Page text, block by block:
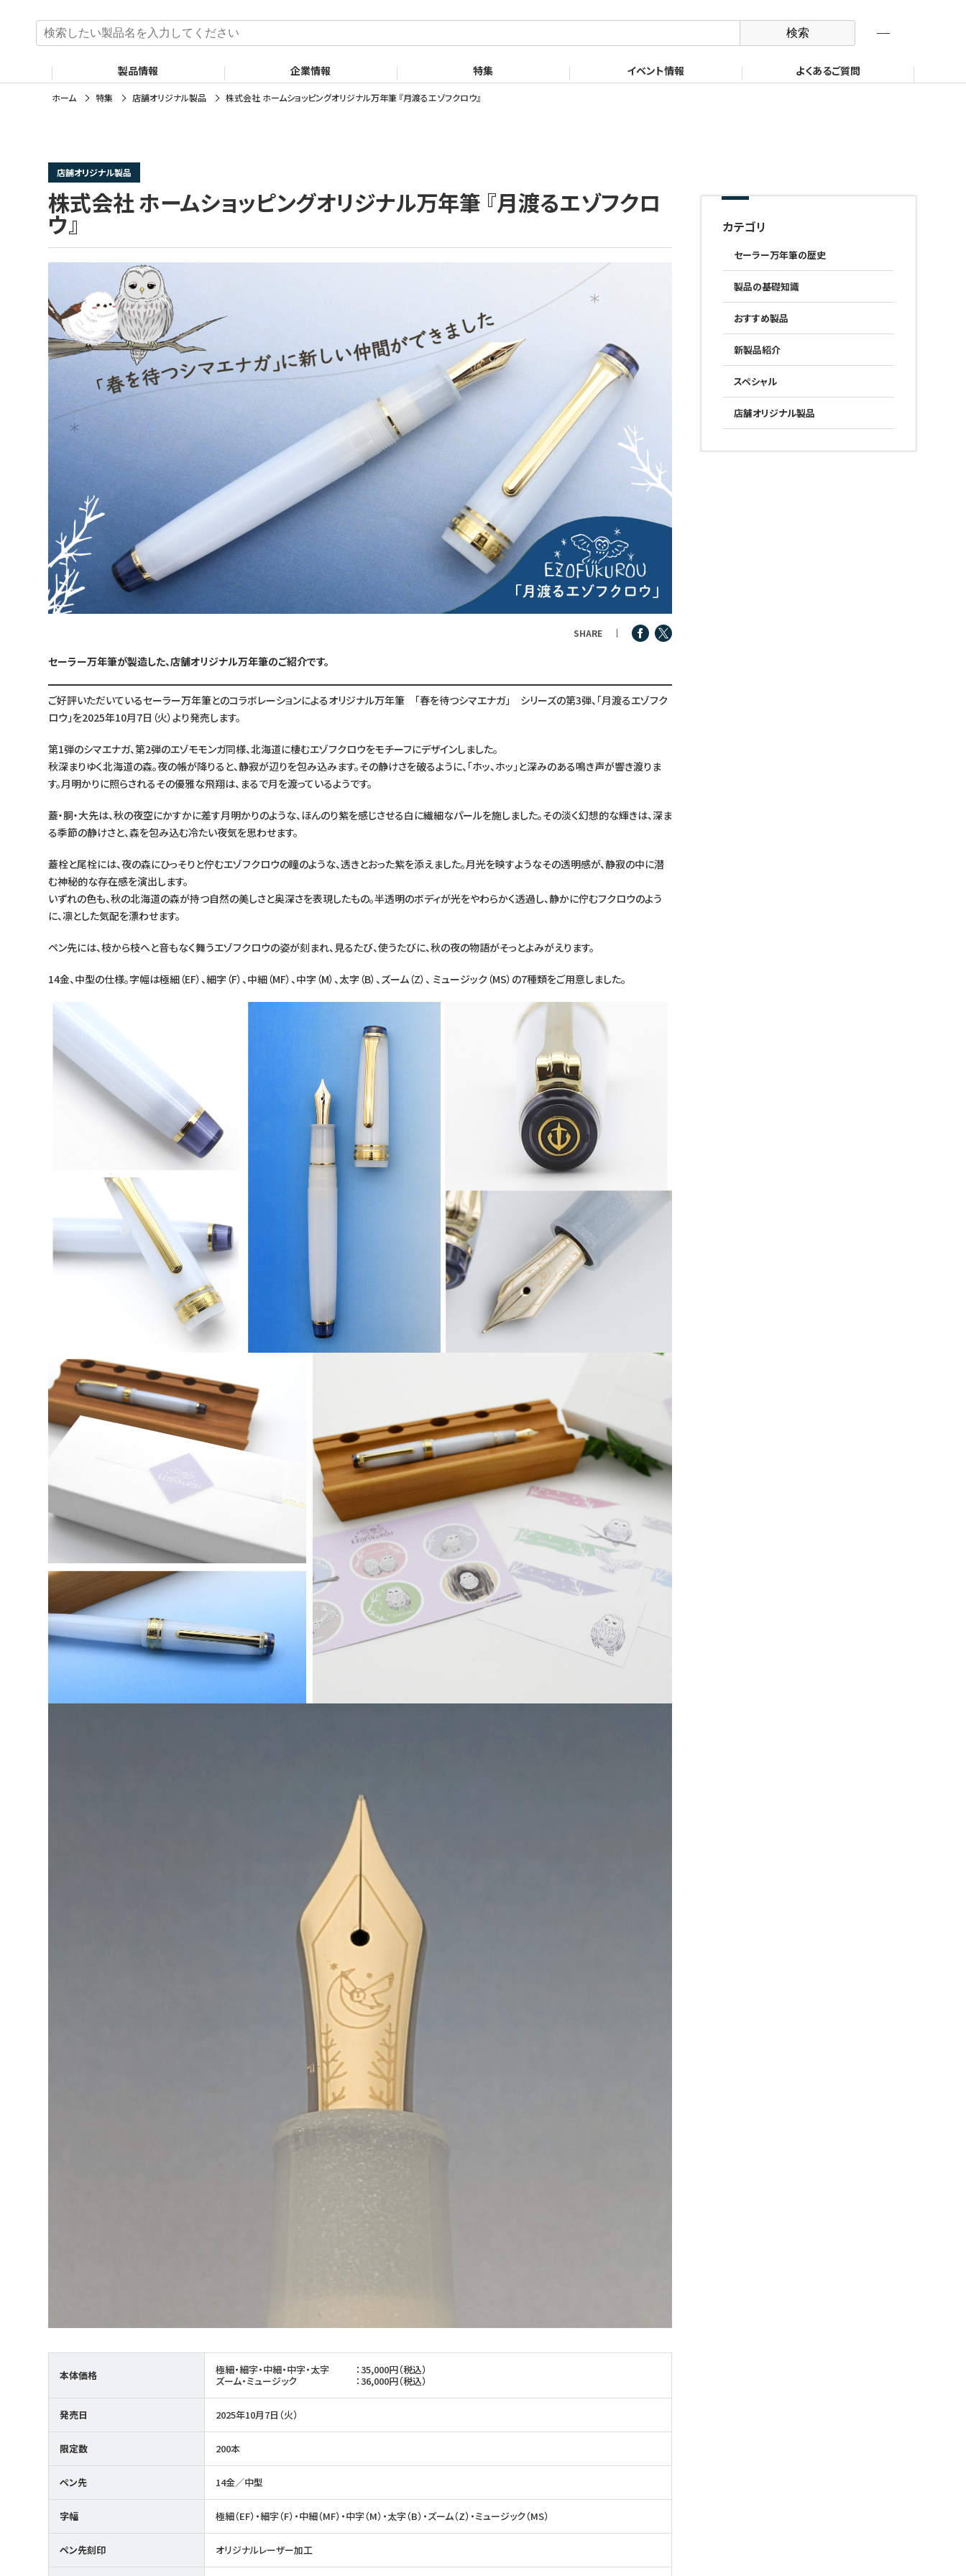
ロボット機器事業部 製品検索
製品情報 企業情報 特集 イベント情報 よくあるご質問
検
索
:
ホーム 特集 店舗オリジナル製品 株式会社 ホームショッピングオリジナル万年筆 『月渡るエゾフクロウ』
店舗オリジナル製品
株式会社 ホームショッピングオリジナル万年筆 『月渡るエゾフクロ
ウ』
SHARE
セーラー万年筆が製造した、店舗オリジナル万年筆のご紹介です。
ご好評いただいているセーラー万年筆とのコラボレーションによるオリジナル万年筆 「春を待つシマエナガ」 シリーズの第3弾、「月渡るエゾフク
ロウ」を2025年10月7日（火）より発売します。
第1弾のシマエナガ、第2弾のエゾモモンガ同様、北海道に棲むエゾフクロウをモチーフにデザインしました。
秋深まりゆく北海道の森。夜の帳が降りると、静寂が辺りを包み込みます。その静けさを破るように、「ホッ、ホッ」と深みのある鳴き声が響き渡りま
す。月明かりに照らされるその優雅な飛翔は、まるで月を渡っているようです。
蓋・胴・大先は、秋の夜空にかすかに差す月明かりのような、ほんのり紫を感じさせる白に繊細なパールを施しました。その淡く幻想的な輝きは、深ま
る季節の静けさと、森を包み込む冷たい夜気を思わせます。
蓋栓と尾栓には、夜の森にひっそりと佇むエゾフクロウの瞳のような、透きとおった紫を添えました。月光を映すようなその透明感が、静寂の中に潜
む神秘的な存在感を演出します。
いずれの色も、秋の北海道の森が持つ自然の美しさと奥深さを表現したもの。半透明のボディが光をやわらかく透過し、静かに佇むフクロウのよう
に、凛とした気配を漂わせます。
ペン先には、枝から枝へと音もなく舞うエゾフクロウの姿が刻まれ、見るたび、使うたびに、秋の夜の物語がそっとよみがえります。
14金、中型の仕様。字幅は極細（EF）、細字（F）、中細（MF）、中字（M）、太字（B）、ズーム（Z）、 ミュージック（MS）の7種類をご用意しました。
本体価格 極細・細字・中細・中字・太字
：35,000円（税込）
ズーム・ミュージック
：36,000円（税込）
発売日 2025年10月7日（火）
限定数 200本
ペン先 14金／中型
字幅 極細（EF）・細字（F）・中細（MF）・中字（M）・太字（B）・ズーム（Z）・ミュージック（MS）
ペン先刻印 オリジナルレーザー加工
カテゴリ
セーラー万年筆の歴史
製品の基礎知識
おすすめ製品
新製品紹介
スペシャル
店舗オリジナル製品